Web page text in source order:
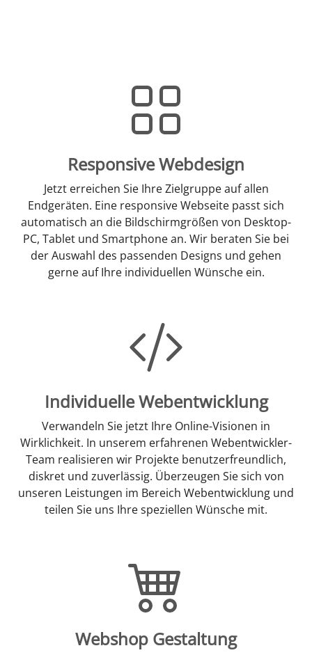
Responsive Webdesign
Jetzt erreichen Sie Ihre Zielgruppe auf allen
Endgeräten. Eine responsive Webseite passt sich
automatisch an die Bildschirmgrößen von Desktop-
PC, Tablet und Smartphone an. Wir beraten Sie bei
der Auswahl des passenden Designs und gehen
gerne auf Ihre individuellen Wünsche ein.
Individuelle Webentwicklung
Verwandeln Sie jetzt Ihre Online-Visionen in
Wirklichkeit. In unserem erfahrenen Webentwickler-
Team realisieren wir Projekte benutzerfreundlich,
diskret und zuverlässig. Überzeugen Sie sich von
unseren Leistungen im Bereich Webentwicklung und
teilen Sie uns Ihre speziellen Wünsche mit.
Webshop Gestaltung